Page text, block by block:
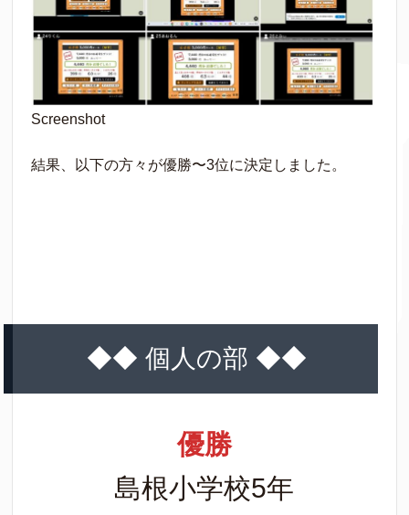
Screenshot
結果、以下の方々が優勝〜3位に決定しました。
◆◆ 個人の部 ◆◆
優勝
島根小学校5年